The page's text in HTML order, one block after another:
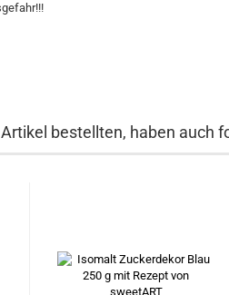
bestellten, haben auch